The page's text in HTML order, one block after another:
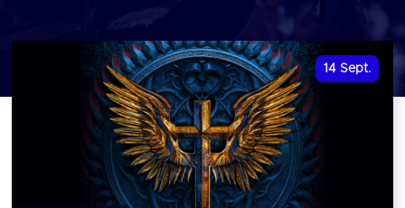
14 Sept.